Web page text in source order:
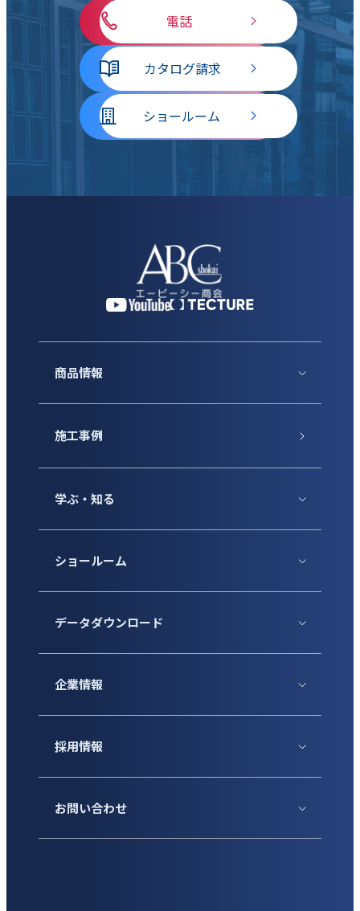
電話
カタログ請求
ショールーム
商品情報
施工事例
学ぶ・知る
ショールーム
データダウンロード
企業情報
採用情報
お問い合わせ